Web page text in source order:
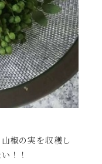
椒の実を収穫し
！！